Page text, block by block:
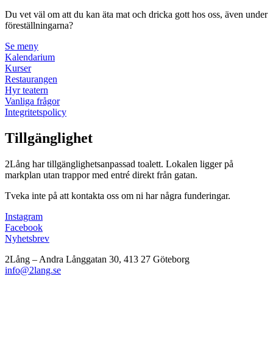
Du vet väl om att du kan äta mat och dricka gott hos oss, även under
föreställningarna?
Se meny
Kalendarium
Kurser
Restaurangen
Hyr teatern
Vanliga frågor
Integritetspolicy
Tillgänglighet
2Lång har tillgänglighetsanpassad toalett. Lokalen ligger på
markplan utan trappor med entré direkt från gatan.
Tveka inte på att kontakta oss om ni har några funderingar.
Instagram
Facebook
Nyhetsbrev
2Lång – Andra Långgatan 30, 413 27 Göteborg
info@2lang.se